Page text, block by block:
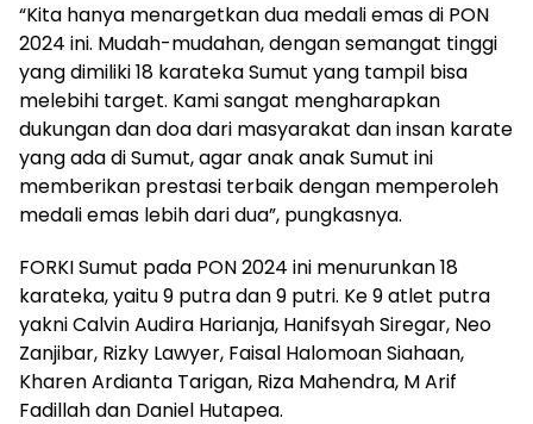
“Kita hanya menargetkan dua medali emas di PON
2024 ini. Mudah-mudahan, dengan semangat tinggi
yang dimiliki 18 karateka Sumut yang tampil bisa
melebihi target. Kami sangat mengharapkan
dukungan dan doa dari masyarakat dan insan karate
yang ada di Sumut, agar anak anak Sumut ini
memberikan prestasi terbaik dengan memperoleh
medali emas lebih dari dua”, pungkasnya.
FORKI Sumut pada PON 2024 ini menurunkan 18
karateka, yaitu 9 putra dan 9 putri. Ke 9 atlet putra
yakni Calvin Audira Harianja, Hanifsyah Siregar, Neo
Zanjibar, Rizky Lawyer, Faisal Halomoan Siahaan,
Kharen Ardianta Tarigan, Riza Mahendra, M Arif
Fadillah dan Daniel Hutapea.